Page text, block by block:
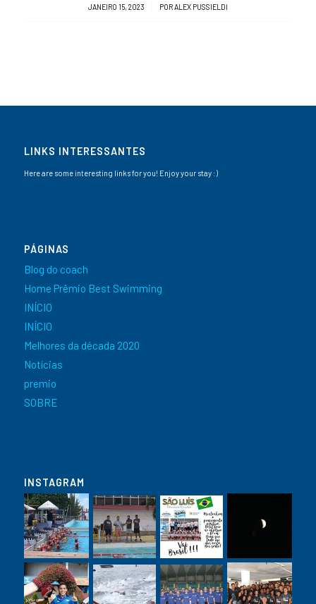
JANEIRO 15, 2023
/ PORALEX PUSSIELDI
LINKS INTERESSANTES
Here are some interesting links for you! Enjoy your stay :)
PÁGINAS
Blog do coach
Home Prêmio Best Swimming
INÍCIO
INÍCIO
Melhores da década 2020
Notícias
premio
SOBRE
INSTAGRAM